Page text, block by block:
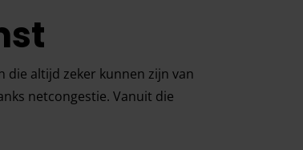
die altijd zeker kunnen zijn van
netcongestie. Vanuit die